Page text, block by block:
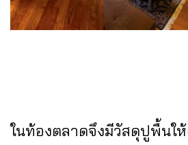
ในท้องตลาดจึงมีวัสดุปูพื้นใ